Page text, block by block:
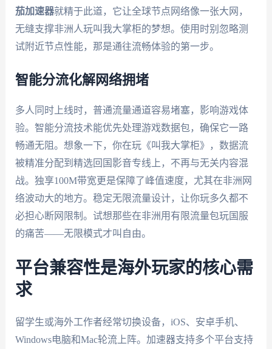
茄加速器就精于此道，它让全球节点网络像一张大网，
无缝支撑非洲人玩叫我大掌柜的梦想。使用时别忽略测
试附近节点性能，那是通往流畅体验的第一步。
智能分流化解网络拥堵
多人同时上线时，普通流量通道容易堵塞，影响游戏体
验。智能分流技术能优先处理游戏数据包，确保它一路
畅通无阻。想象一下，你在玩《叫我大掌柜》，数据流
被精准分配到精选回国影音专线上，不再与无关内容混
战。独享100M带宽更是保障了峰值速度，尤其在非洲网
络波动大的地方。稳定无限流量设计，让你玩多久都不
必担心断网限制。试想那些在非洲用有限流量包玩国服
的痛苦——无限模式才叫自由。
平台兼容性是海外玩家的核心需
求
留学生或海外工作者经常切换设备，iOS、安卓手机、
Windows电脑和Mac轮流上阵。加速器支持多个平台支持